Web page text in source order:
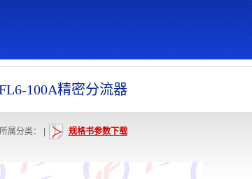
100A精密分流器
所属分类： 规格书参数下载